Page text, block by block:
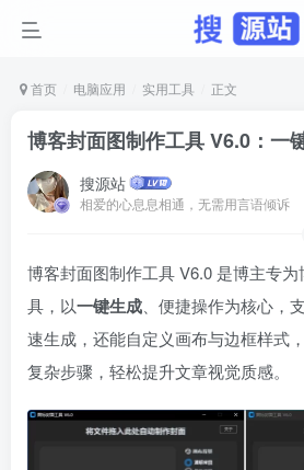
首页 电脑应用 实用工具 正文
博客封面图制作工具 V6.0：一
搜源站
相爱的心息息相通，无需用言语倾诉
博客封面图制作工具 V6.0 是博主专
具，以一键生成 、便捷操作为核心，
速生成，还能自定义画布与边框样式
复杂步骤，轻松提升文章视觉质感。